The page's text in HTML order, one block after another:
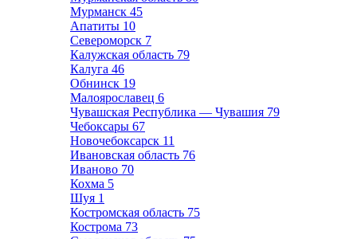
Мурманск 45
Апатиты 10
Североморск 7
Калужская область 79
Калуга 46
Обнинск 19
Малоярославец 6
Чувашская Республика — Чувашия 79
Чебоксары 67
Новочебоксарск 11
Ивановская область 76
Иваново 70
Кохма 5
Шуя 1
Костромская область 75
Кострома 73